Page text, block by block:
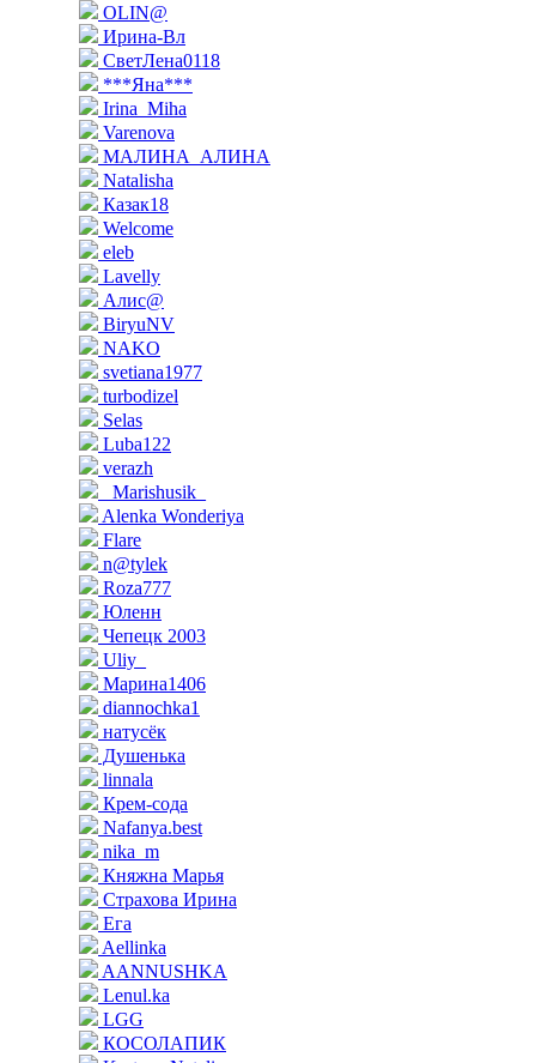
OLIN@
Ирина-Вл
СветЛена0118
***Яна***
Irina_Miha
Varenova
МАЛИНА_АЛИНА
Natalisha
Казак18
Welcome
eleb
Lavelly
Алис@
BiryuNV
NAKO
svetiana1977
turbodizel
Selas
Luba122
verazh
_Marishusik_
Alenka Wonderiya
Flare
n@tylek
Roza777
Юленн
Чепецк 2003
Uliy_
Марина1406
diannochka1
натусёк
Душенька
linnala
Крем-сода
Nafanya.best
nika_m
Княжна Марья
Страхова Ирина
Ега
Aellinka
AANNUSHKA
Lenul.ka
LGG
КОСОЛАПИК